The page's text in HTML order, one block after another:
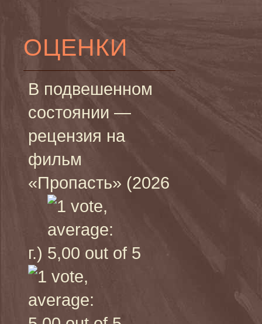
ОЦЕНКИ
В подвешенном
состоянии —
рецензия на
фильм
«Пропасть» (2026
г.)